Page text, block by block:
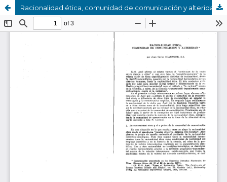
Racionalidad ética, comunidad de comunicación y alteridad